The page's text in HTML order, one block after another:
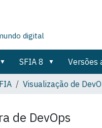
digital
SFIA 8 Versões
Visualização de
de DevOps